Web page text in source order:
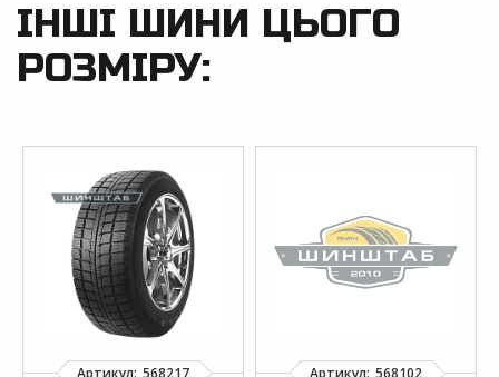
ІНШІ ШИНИ ЦЬОГО
РОЗМІРУ: